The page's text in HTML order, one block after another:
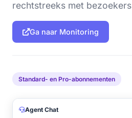
rechtstreeks met bezoekers
Ga naar Monitoring
Standard- en Pro-abonnementen
Agent Chat